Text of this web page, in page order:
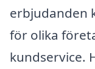
erbjudanden
för olika
kundservice.